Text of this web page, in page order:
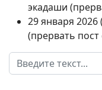
экадаши
29 января
(прервать пост
Поиск